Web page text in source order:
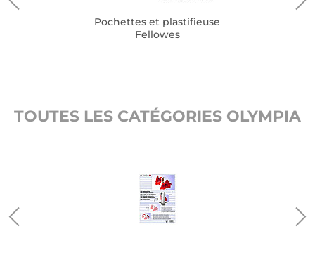
Pochettes et plastifieuse
Fellowes
TOUTES LES CATÉGORIES OLYMPIA